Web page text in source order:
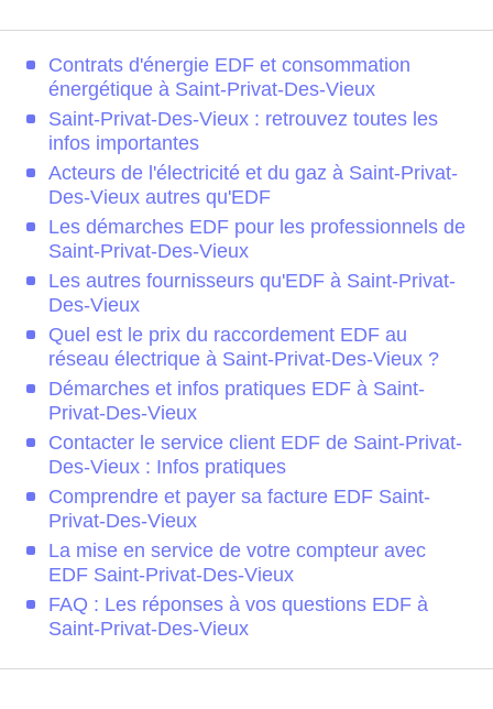
Contrats d'énergie EDF et consommation
énergétique à Saint-Privat-Des-Vieux
Saint-Privat-Des-Vieux : retrouvez toutes les
infos importantes
Acteurs de l'électricité et du gaz à Saint-Privat-
Des-Vieux autres qu'EDF
Les démarches EDF pour les professionnels de
Saint-Privat-Des-Vieux
Les autres fournisseurs qu'EDF à Saint-Privat-
Des-Vieux
Quel est le prix du raccordement EDF au
réseau électrique à Saint-Privat-Des-Vieux ?
Démarches et infos pratiques EDF à Saint-
Privat-Des-Vieux
Contacter le service client EDF de Saint-Privat-
Des-Vieux : Infos pratiques
Comprendre et payer sa facture EDF Saint-
Privat-Des-Vieux
La mise en service de votre compteur avec
EDF Saint-Privat-Des-Vieux
FAQ : Les réponses à vos questions EDF à
Saint-Privat-Des-Vieux